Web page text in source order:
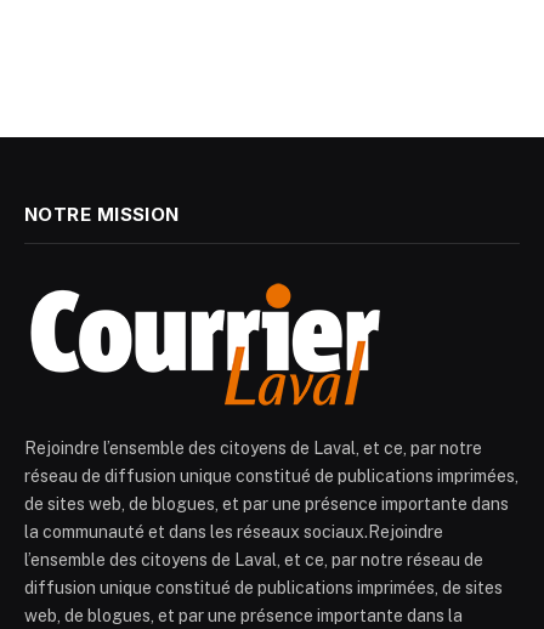
NOTRE MISSION
Rejoindre l’ensemble des citoyens de Laval, et ce, par notre
réseau de diffusion unique constitué de publications imprimées,
de sites web, de blogues, et par une présence importante dans
la communauté et dans les réseaux sociaux.Rejoindre
l’ensemble des citoyens de Laval, et ce, par notre réseau de
diffusion unique constitué de publications imprimées, de sites
web, de blogues, et par une présence importante dans la